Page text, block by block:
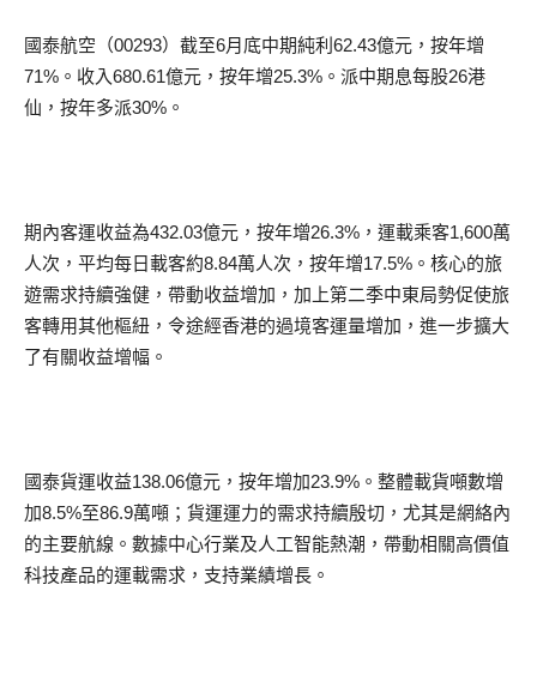
國泰航空（00293）截至6月底中期純利62.43億元，按年增
71%。收入680.61億元，按年增25.3%。派中期息每股26港
仙，按年多派30%。
期內客運收益為432.03億元，按年增26.3%，運載乘客1,600萬
人次，平均每日載客約8.84萬人次，按年增17.5%。核心的旅
遊需求持續強健，帶動收益增加，加上第二季中東局勢促使旅
客轉用其他樞紐，令途經香港的過境客運量增加，進一步擴大
了有關收益增幅。
國泰貨運收益138.06億元，按年增加23.9%。整體載貨噸數增
加8.5%至86.9萬噸；貨運運力的需求持續殷切，尤其是網絡內
的主要航線。數據中心行業及人工智能熱潮，帶動相關高價值
科技產品的運載需求，支持業績增長。